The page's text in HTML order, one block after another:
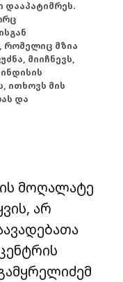
რომელიც მზია
მიიჩნევს,
ითხოვს მის
და
მოღალატე
არ